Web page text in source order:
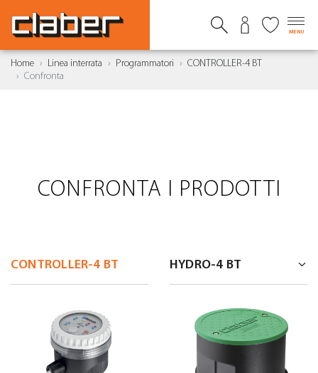
MENU
Home Linea interrata Programmatori
CONTROLLER-4 BT
Confronta
CONFRONTA I PRODOTTI